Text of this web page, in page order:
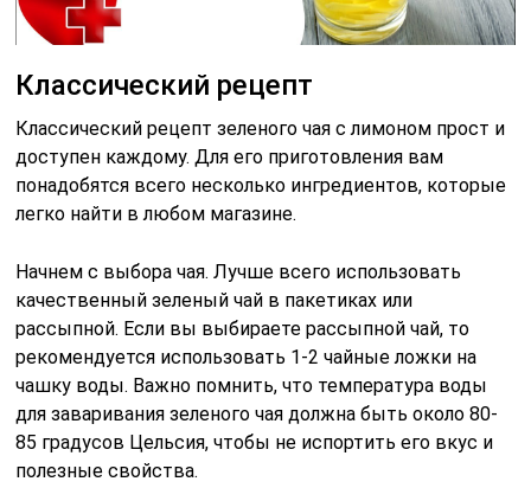
Классический рецепт
Классический рецепт зеленого чая с лимоном прост и
доступен каждому. Для его приготовления вам
понадобятся всего несколько ингредиентов, которые
легко найти в любом магазине.
Начнем с выбора чая. Лучше всего использовать
качественный зеленый чай в пакетиках или
рассыпной. Если вы выбираете рассыпной чай, то
рекомендуется использовать 1-2 чайные ложки на
чашку воды. Важно помнить, что температура воды
для заваривания зеленого чая должна быть около 80-
85 градусов Цельсия, чтобы не испортить его вкус и
полезные свойства.